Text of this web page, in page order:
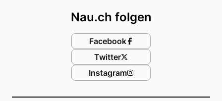
Nau.ch folgen
Facebook
Twitter
Instagram